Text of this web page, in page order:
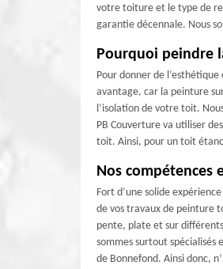
votre toiture et le type de
garantie décennale. Nous
Pourquoi peindre
Pour donner de
avantage, car la peinture
l’isolation de votre toit.
PB Couverture va utiliser
toit. Ainsi, pour un toit
Nos
Fort d’une solide
de vos travaux de peinture
pente, plate et sur
sommes surtout spécialisés
de Bonnefond. Ainsi donc,